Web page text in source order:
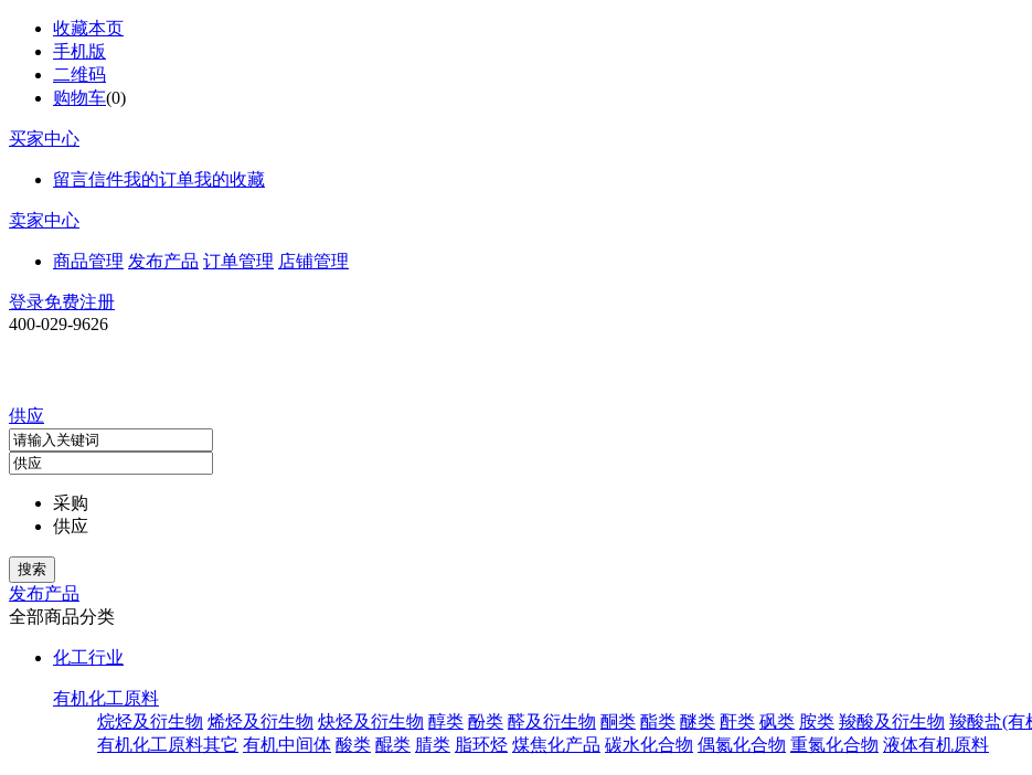
收藏本页
手机版
二维码
购物车(0)
买家中心
留言信件我的订单我的收藏
卖家中心
商品管理 发布产品 订单管理 店铺管理
登录免费注册
400-029-9626
供应
采购
供应
发布产品
全部商品分类
化工行业
有机化工原料
烷烃及衍生物 烯烃及衍生物 炔烃及衍生物 醇类 酚类 醛及衍生物 酮类 酯类 醚类 酐类 砜类 胺类 羧酸及衍生物 羧酸盐(有
有机化工原料其它 有机中间体 酸类 醌类 腈类 脂环烃 煤焦化产品 碳水化合物 偶氮化合物 重氮化合物 液体有机原料